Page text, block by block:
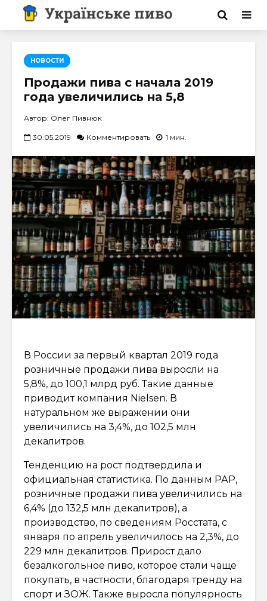
НОВОСТИ
Продажи пива с начала 2019
года увеличились на 5,8
Автор: Олег Пивнюк
30.05.2019 Комментировать 1 мин.
В России за первый квартал 2019 года
розничные продажи пива выросли на
5,8%, до 100,1 млрд руб. Такие данные
приводит компания Nielsen. В
натуральном же выражении они
увеличились на 3,4%, до 102,5 млн
декалитров.
Тенденцию на рост подтвердила и
официальная статистика. По данным РАР,
розничные продажи пива увеличились на
6,4% (до 132,5 млн декалитров), а
производство, по сведениям Росстата, с
января по апрель увеличилось на 2,3%, до
229 млн декалитров. Прирост дало
безалкогольное пиво, которое стали чаще
покупать, в частности, благодаря тренду на
спорт и ЗОЖ. Также выросла популярность